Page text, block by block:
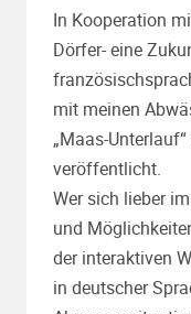
In Kooperation
Dörfer- eine
mit meinen
„Maas-
veröffentlicht.
Wer sich lieber
und
der interaktiven
in deutscher